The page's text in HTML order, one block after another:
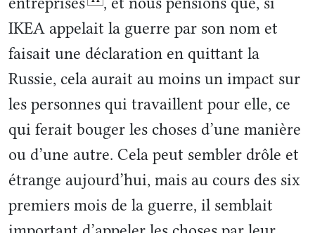
IKEA appelait la guerre par son nom et
faisait une déclaration en quittant la
Russie, cela aurait au moins un impact sur
les personnes qui travaillent pour elle, ce
qui ferait bouger les choses d’une manière
ou d’une autre. Cela peut sembler drôle et
étrange aujourd’hui, mais au cours des six
premiers mois de la guerre, il semblait